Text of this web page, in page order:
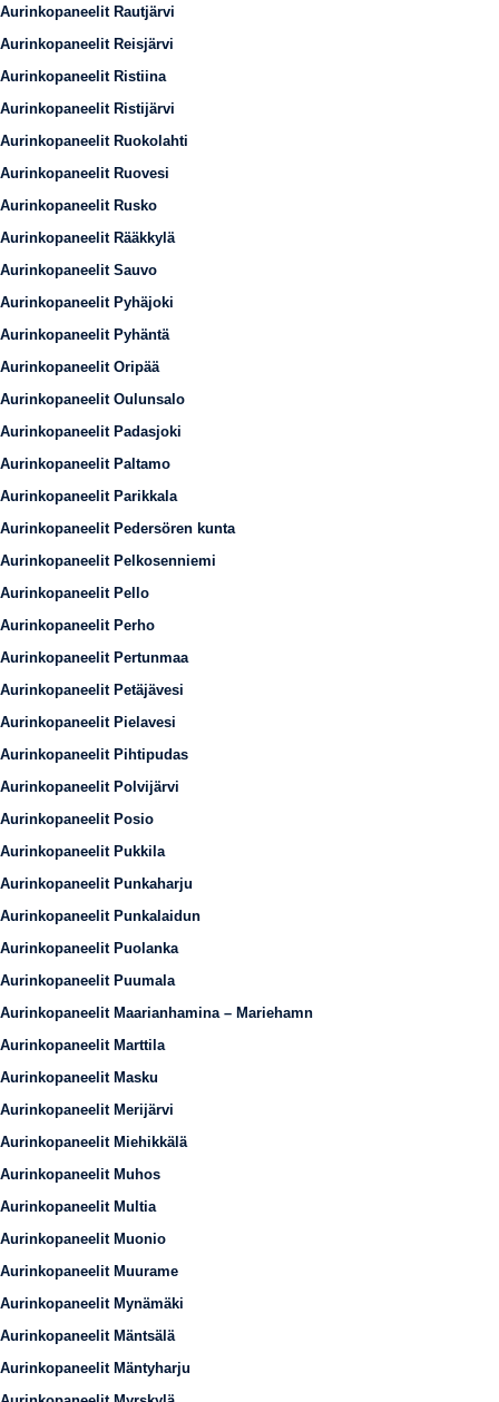
Aurinkopaneelit Rautjärvi
Aurinkopaneelit Reisjärvi
Aurinkopaneelit Ristiina
Aurinkopaneelit Ristijärvi
Aurinkopaneelit Ruokolahti
Aurinkopaneelit Ruovesi
Aurinkopaneelit Rusko
Aurinkopaneelit Rääkkylä
Aurinkopaneelit Sauvo
Aurinkopaneelit Pyhäjoki
Aurinkopaneelit Pyhäntä
Aurinkopaneelit Oripää
Aurinkopaneelit Oulunsalo
Aurinkopaneelit Padasjoki
Aurinkopaneelit Paltamo
Aurinkopaneelit Parikkala
Aurinkopaneelit Pedersören kunta
Aurinkopaneelit Pelkosenniemi
Aurinkopaneelit Pello
Aurinkopaneelit Perho
Aurinkopaneelit Pertunmaa
Aurinkopaneelit Petäjävesi
Aurinkopaneelit Pielavesi
Aurinkopaneelit Pihtipudas
Aurinkopaneelit Polvijärvi
Aurinkopaneelit Posio
Aurinkopaneelit Pukkila
Aurinkopaneelit Punkaharju
Aurinkopaneelit Punkalaidun
Aurinkopaneelit Puolanka
Aurinkopaneelit Puumala
Aurinkopaneelit Maarianhamina – Mariehamn
Aurinkopaneelit Marttila
Aurinkopaneelit Masku
Aurinkopaneelit Merijärvi
Aurinkopaneelit Miehikkälä
Aurinkopaneelit Muhos
Aurinkopaneelit Multia
Aurinkopaneelit Muonio
Aurinkopaneelit Muurame
Aurinkopaneelit Mynämäki
Aurinkopaneelit Mäntsälä
Aurinkopaneelit Mäntyharju